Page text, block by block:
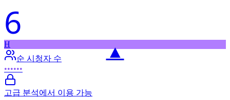
6
▲
H
순 시청자 수
••••••
고급 분석에서 이용 가능